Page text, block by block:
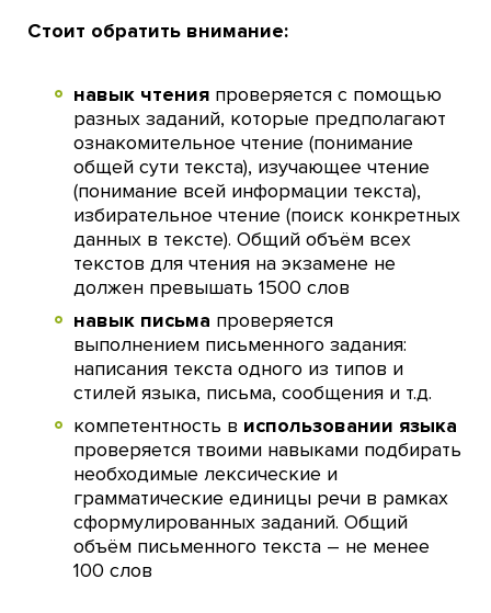
Стоит обратить внимание:
навык чтения проверяется с помощью
разных заданий, которые предполагают
ознакомительное чтение (понимание
общей сути текста), изучающее чтение
(понимание всей информации текста),
избирательное чтение (поиск конкретных
данных в тексте). Общий объём всех
текстов для чтения на экзамене не
должен превышать 1500 слов
навык письма проверяется
выполнением письменного задания:
написания текста одного из типов и
стилей языка, письма, сообщения и т.д.
компетентность в использовании языка
проверяется твоими навыками подбирать
необходимые лексические и
грамматические единицы речи в рамках
сформулированных заданий. Общий
объём письменного текста – не менее
100 слов